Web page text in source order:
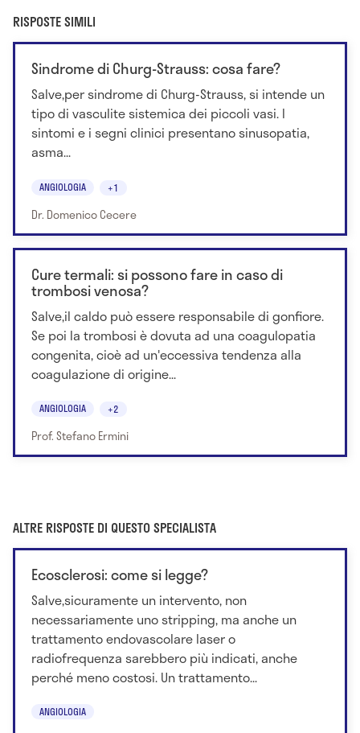
RISPOSTE SIMILI
Sindrome di Churg-Strauss: cosa fare?
Salve,per sindrome di Churg-Strauss, si intende un
tipo di vasculite sistemica dei piccoli vasi. I
sintomi e i segni clinici presentano sinusopatia,
asma...
ANGIOLOGIA +1
Dr. Domenico Cecere
Cure termali: si possono fare in caso di
trombosi venosa?
Salve,il caldo può essere responsabile di gonfiore.
Se poi la trombosi è dovuta ad una coagulopatia
congenita, cioè ad un'eccessiva tendenza alla
coagulazione di origine...
ANGIOLOGIA +2
Prof. Stefano Ermini
ALTRE RISPOSTE DI QUESTO SPECIALISTA
Ecosclerosi: come si legge?
Salve,sicuramente un intervento, non
necessariamente uno stripping, ma anche un
trattamento endovascolare laser o
radiofrequenza sarebbero più indicati, anche
perché meno costosi. Un trattamento...
ANGIOLOGIA